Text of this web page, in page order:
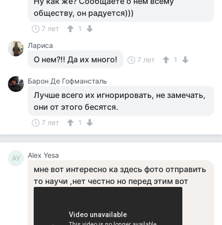
обществу, он радуется)))
7 лет
1
Лариса
О нем?!! Да их много! 7 лет 1
Барон Де Гофмансталь
Лучше всего их игнорировать, не замечать,
они от этого бесятся.
7 лет 1
AY Alex Yesa
мне вот интересно ка здесь фото отправить
то научи ,нет честно но перед этим вот